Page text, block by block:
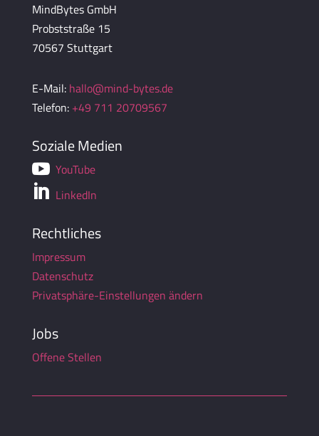
MindBytes GmbH
Probststraße 15
70567 Stuttgart
E-Mail: hallo@mind-bytes.de
Telefon: +49 711 20709567
Soziale Medien
YouTube
 LinkedIn
Rechtliches
Impressum
Datenschutz
Privatsphäre-Einstellungen ändern
Jobs
Offene Stellen